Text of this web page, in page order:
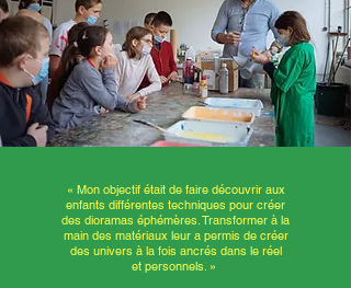
« Mon objectif était de faire découvrir aux
enfants différentes techniques pour créer
des dioramas éphémères. Transformer à la
main des matériaux leur a permis de créer
des univers à la fois ancrés dans le réel
et personnels. »